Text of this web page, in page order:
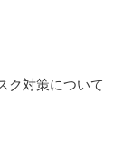
ク対策について